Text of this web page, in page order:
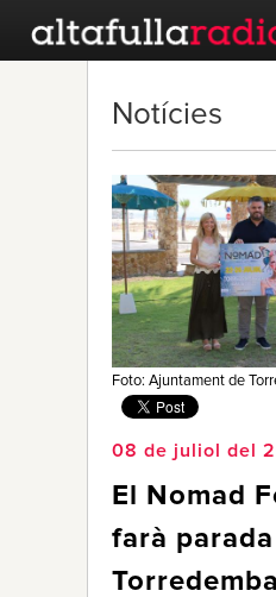
Notícies
Foto: Ajuntament de
08 de juliol del
El Nomad
farà parada